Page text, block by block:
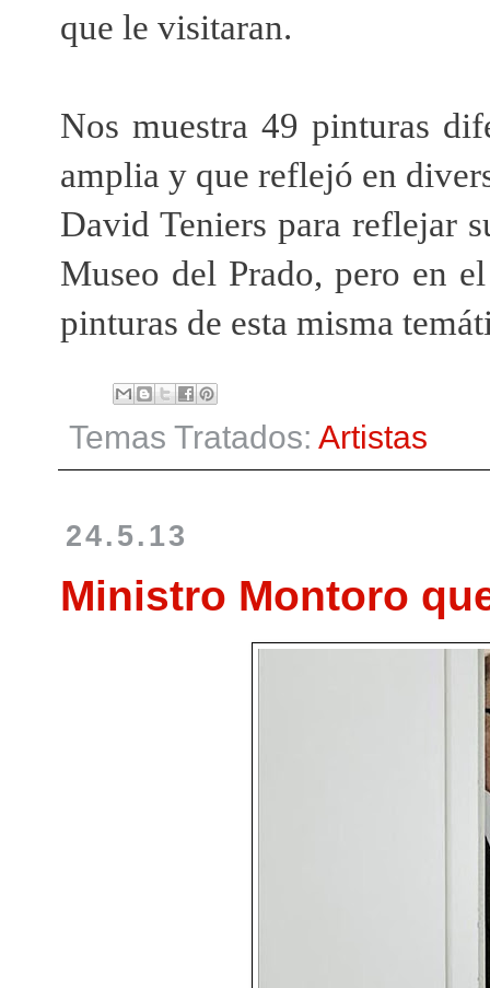
que le visitaran.
Nos muestra 49 pinturas
amplia y que reflejó en
David Teniers para reflejar
Museo del Prado, pero en
pinturas de esta misma
Temas Tratados: Artistas
24.5.13
Ministro Montoro